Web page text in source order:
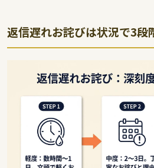
返信遅れお詫びは状況で3段